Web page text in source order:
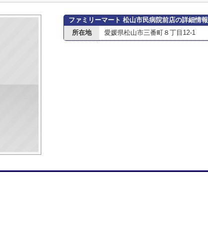
ファミリーマート 松山市民病院前店の詳細情報
所在地
愛媛県松山市三番町８丁目12-1